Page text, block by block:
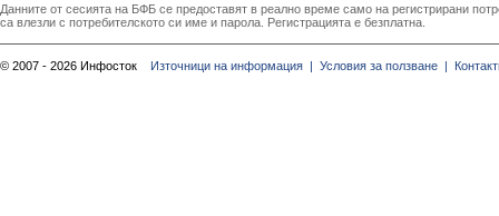
Данните от сесията на БФБ се предоставят в реално време само на регистрирани
са влезли с потребителското си име и парола. Регистрацията е безплатна.
© 2007 - 2026 Инфосток Източници на информация | Условия за ползване |